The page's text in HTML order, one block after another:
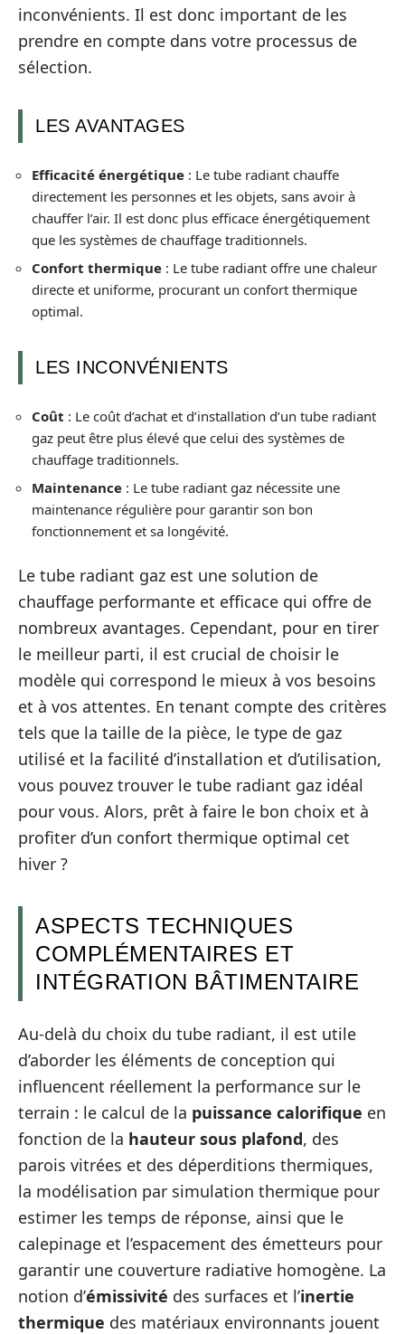
inconvénients. Il est donc important de les
prendre en compte dans votre processus de
sélection.
LES AVANTAGES
Efficacité énergétique : Le tube radiant chauffe
directement les personnes et les objets, sans avoir à
chauffer l’air. Il est donc plus efficace énergétiquement
que les systèmes de chauffage traditionnels.
Confort thermique : Le tube radiant offre une chaleur
directe et uniforme, procurant un confort thermique
optimal.
LES INCONVÉNIENTS
Coût : Le coût d’achat et d’installation d’un tube radiant
gaz peut être plus élevé que celui des systèmes de
chauffage traditionnels.
Maintenance : Le tube radiant gaz nécessite une
maintenance régulière pour garantir son bon
fonctionnement et sa longévité.
Le tube radiant gaz est une solution de
chauffage performante et efficace qui offre de
nombreux avantages. Cependant, pour en tirer
le meilleur parti, il est crucial de choisir le
modèle qui correspond le mieux à vos besoins
et à vos attentes. En tenant compte des critères
tels que la taille de la pièce, le type de gaz
utilisé et la facilité d’installation et d’utilisation,
vous pouvez trouver le tube radiant gaz idéal
pour vous. Alors, prêt à faire le bon choix et à
profiter d’un confort thermique optimal cet
hiver ?
ASPECTS TECHNIQUES
COMPLÉMENTAIRES ET
INTÉGRATION BÂTIMENTAIRE
Au-delà du choix du tube radiant, il est utile
d’aborder les éléments de conception qui
influencent réellement la performance sur le
terrain : le calcul de la puissance calorifique en
fonction de la hauteur sous plafond, des
parois vitrées et des déperditions thermiques,
la modélisation par simulation thermique pour
estimer les temps de réponse, ainsi que le
calepinage et l’espacement des émetteurs pour
garantir une couverture radiative homogène. La
notion d’émissivité des surfaces et l’inertie
thermique des matériaux environnants jouent